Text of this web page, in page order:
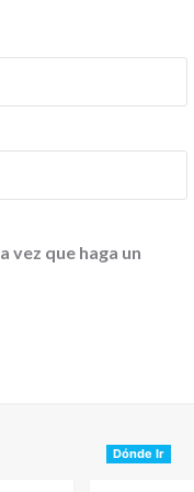
que haga un
Dónde Ir